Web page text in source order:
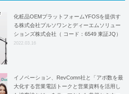
化粧品OEMプラットフォームYFOSを提供す
る株式会社プルソワンとディーエムソリュー
ションズ株式会社（ コード：6549 東証JQ）
はYFOSにおけるロジスティクスパートナー
2022.03.16
イノベーション、RevComn社と「アポ数を最
大化する営業電話トークと営業資料を活用し